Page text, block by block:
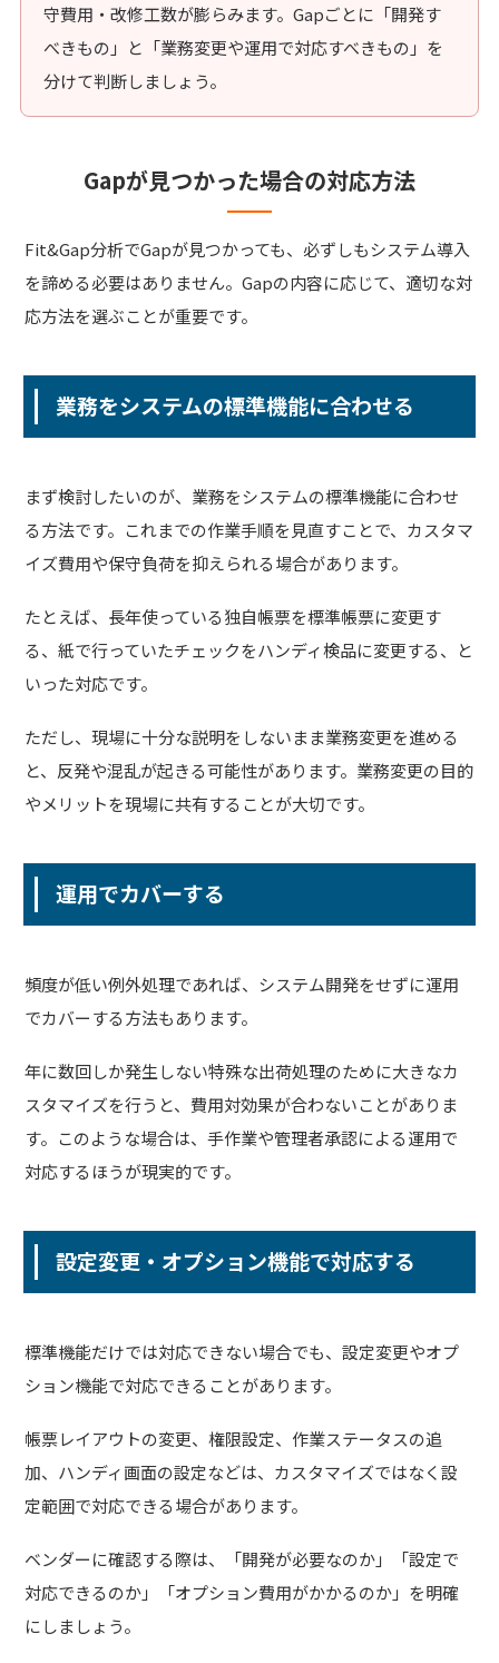
守費用・改修工数が膨らみます。Gapごとに「開発す
べきもの」と「業務変更や運用で対応すべきもの」を
分けて判断しましょう。
Gapが見つかった場合の対応方法
Fit&Gap分析でGapが見つかっても、必ずしもシステム導入
を諦める必要はありません。Gapの内容に応じて、適切な対
応方法を選ぶことが重要です。
業務をシステムの標準機能に合わせる
まず検討したいのが、業務をシステムの標準機能に合わせ
る方法です。これまでの作業手順を見直すことで、カスタマ
イズ費用や保守負荷を抑えられる場合があります。
たとえば、長年使っている独自帳票を標準帳票に変更す
る、紙で行っていたチェックをハンディ検品に変更する、と
いった対応です。
ただし、現場に十分な説明をしないまま業務変更を進める
と、反発や混乱が起きる可能性があります。業務変更の目的
やメリットを現場に共有することが大切です。
運用でカバーする
頻度が低い例外処理であれば、システム開発をせずに運用
でカバーする方法もあります。
年に数回しか発生しない特殊な出荷処理のために大きなカ
スタマイズを行うと、費用対効果が合わないことがありま
す。このような場合は、手作業や管理者承認による運用で
対応するほうが現実的です。
設定変更・オプション機能で対応する
標準機能だけでは対応できない場合でも、設定変更やオプ
ション機能で対応できることがあります。
帳票レイアウトの変更、権限設定、作業ステータスの追
加、ハンディ画面の設定などは、カスタマイズではなく設
定範囲で対応できる場合があります。
ベンダーに確認する際は、「開発が必要なのか」「設定で
対応できるのか」「オプション費用がかかるのか」を明確
にしましょう。